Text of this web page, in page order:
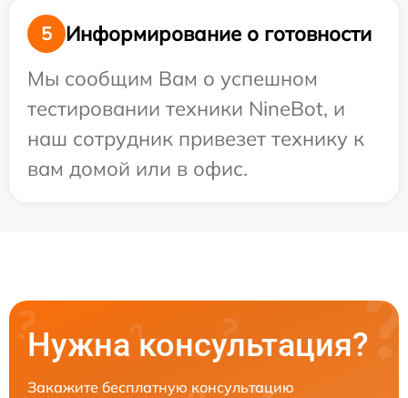
5
Информирование о готовности
Мы сообщим Вам о успешном
тестировании техники NineBot, и
наш сотрудник привезет технику к
вам домой или в офис.
Нужна консультация?
Закажите бесплатную консультацию